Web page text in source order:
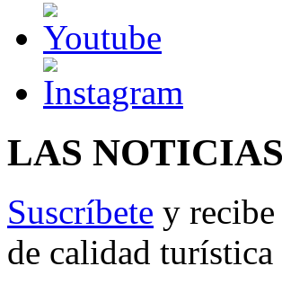
LAS
Suscríbete y
de calidad turística